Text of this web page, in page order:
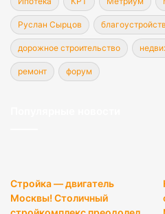
Руслан Сырцов
дорожное строительство
ремонт форум
Стройка — двигатель
Москвы! Столичный